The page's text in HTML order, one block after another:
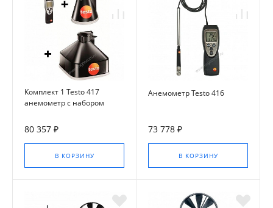
Комплект 1 Testo 417
анемометр с набором
80 357 ₽
В КОРЗИНУ
Анемометр Testo 416
73 778 ₽
В КОРЗИНУ